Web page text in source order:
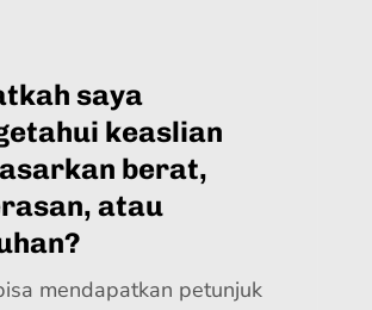
saya
keaslian
berat,
atau
mendapatkan petunjuk